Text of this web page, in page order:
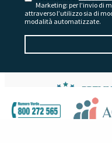
Marketing: per l’invio di
attraverso l’utilizzo sia di
modalità automatizzate.